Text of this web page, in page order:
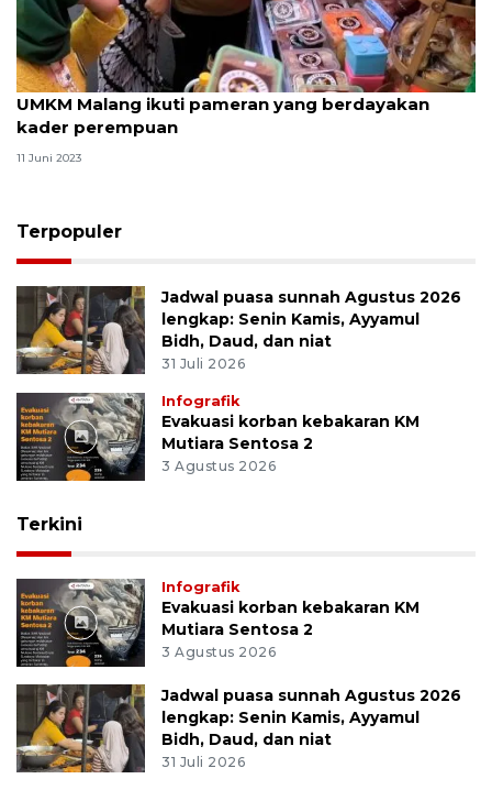
UMKM Malang ikuti pameran yang berdayakan
kader perempuan
11 Juni 2023
Terpopuler
Jadwal puasa sunnah Agustus 2026
lengkap: Senin Kamis, Ayyamul
Bidh, Daud, dan niat
31 Juli 2026
Infografik
Evakuasi korban kebakaran KM
Mutiara Sentosa 2
3 Agustus 2026
Terkini
Infografik
Evakuasi korban kebakaran KM
Mutiara Sentosa 2
3 Agustus 2026
Jadwal puasa sunnah Agustus 2026
lengkap: Senin Kamis, Ayyamul
Bidh, Daud, dan niat
31 Juli 2026